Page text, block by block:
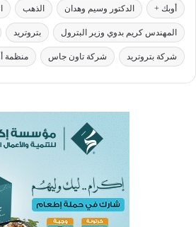
أوبك + الدكتور وسيم وهدان الذهب
المهندس كريم بدوي وزير البترول بتروتريد
شركة بتروتريد شركة تاون جاس منظمة